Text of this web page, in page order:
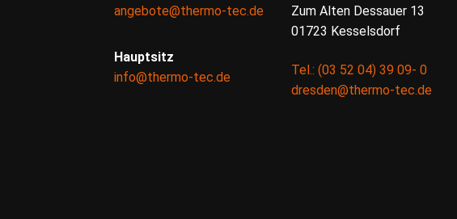
angebote@thermo-tec.de
Hauptsitz
info@thermo-tec.de
Zum Alten Dessauer 13
01723 Kesselsdorf
Tel.: (03 52 04) 39 09- 0
dresden@thermo-tec.de